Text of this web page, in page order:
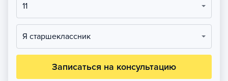
11
Я старшеклассник
Записаться на консультацию